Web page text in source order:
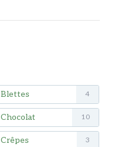
Blettes 4
Chocolat 10
Crêpes 3